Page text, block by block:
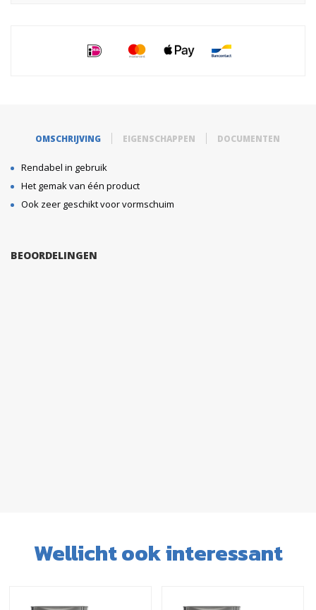
OMSCHRIJVING EIGENSCHAPPEN DOCUMENTEN
Rendabel in gebruik
Het gemak van één product
Ook zeer geschikt voor vormschuim
BEOORDELINGEN
Wellicht ook interessant